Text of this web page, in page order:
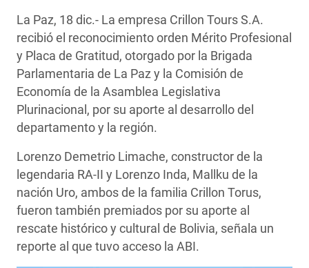
La Paz, 18 dic.- La empresa Crillon Tours S.A.
recibió el reconocimiento orden Mérito Profesional
y Placa de Gratitud, otorgado por la Brigada
Parlamentaria de La Paz y la Comisión de
Economía de la Asamblea Legislativa
Plurinacional, por su aporte al desarrollo del
departamento y la región.
Lorenzo Demetrio Limache, constructor de la
legendaria RA-II y Lorenzo Inda, Mallku de la
nación Uro, ambos de la familia Crillon Torus,
fueron también premiados por su aporte al
rescate histórico y cultural de Bolivia, señala un
reporte al que tuvo acceso la ABI.